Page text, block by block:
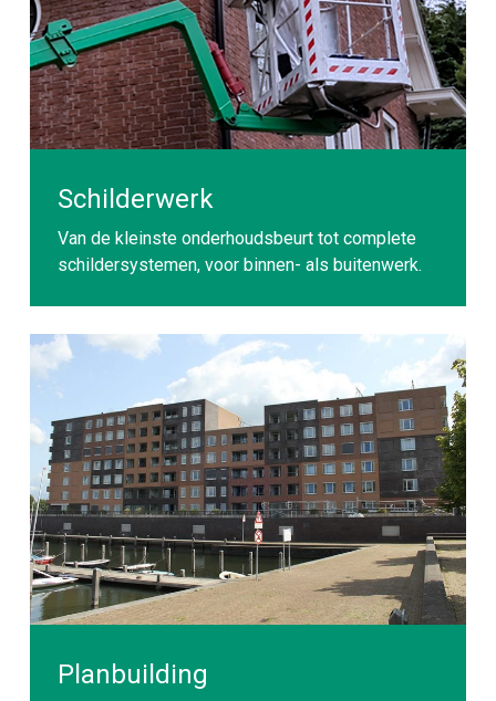
Schilderwerk
Van de kleinste onderhoudsbeurt tot complete
schildersystemen, voor binnen- als buitenwerk.
Planbuilding